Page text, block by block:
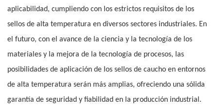
aplicabilidad, cumpliendo con los estrictos requisitos de los
sellos de alta temperatura en diversos sectores industriales. En
el futuro, con el avance de la ciencia y la tecnología de los
materiales y la mejora de la tecnología de procesos, las
posibilidades de aplicación de los sellos de caucho en entornos
de alta temperatura serán más amplias, ofreciendo una sólida
garantía de seguridad y fiabilidad en la producción industrial.